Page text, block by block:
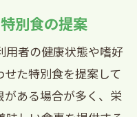
市デイサービスの
別食の提案
用者の健康状態や嗜好
た特別食を提案して
がある場合が多く、栄